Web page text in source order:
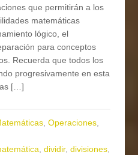
que permitirán a los
matemáticas
lógico, el
para conceptos
Recuerda que todos los
progresivamente en esta
[…]
,Operaciones,
,dividir,divisiones,